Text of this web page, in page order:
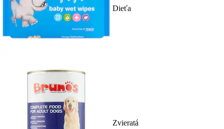
Dieťa
Zvieratá